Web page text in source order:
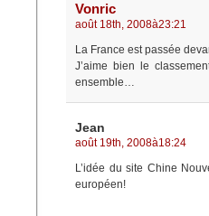
Vonric
août 18th, 2008à23:21
La France est passée
J’aime bien le
ensemble…
Jean
août 19th, 2008à18:24
L’idée du site Chine
européen!